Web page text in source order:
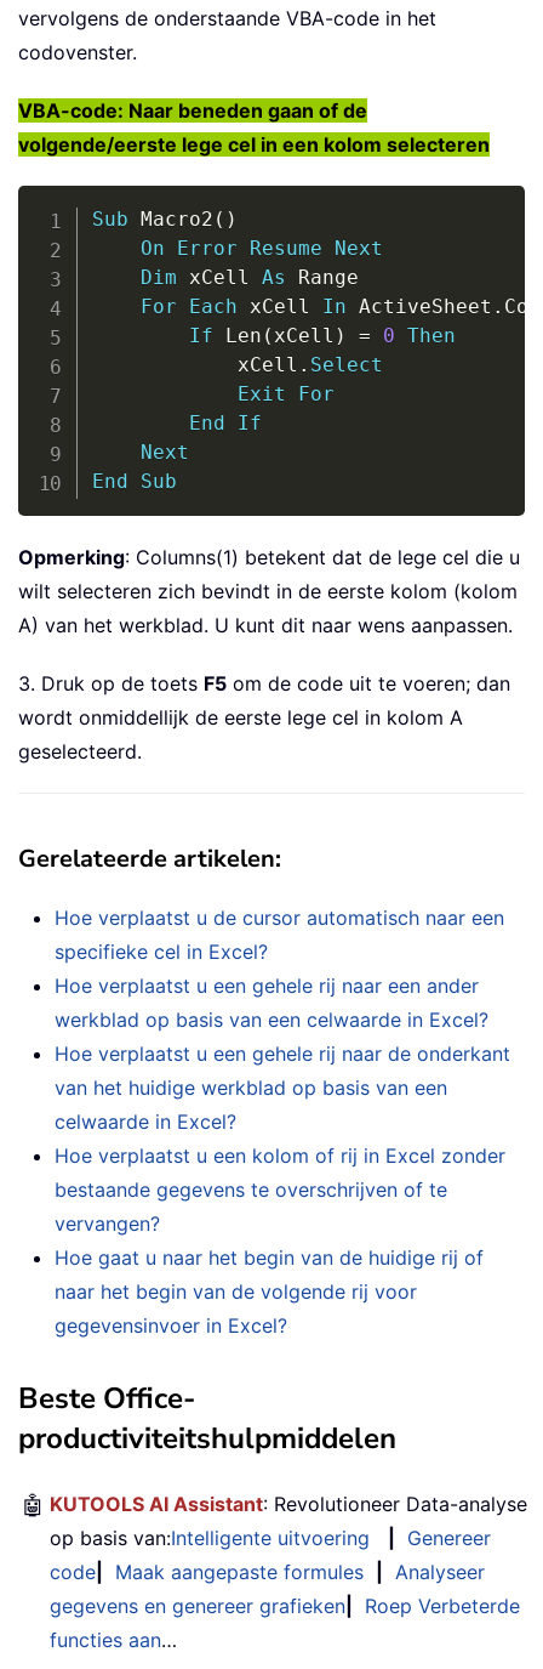
vervolgens de onderstaande VBA-code in het
codovenster.
VBA-code: Naar beneden gaan of de
volgende/eerste lege cel in een kolom selecteren
Sub Macro2 ( )
On
Error Resume
Next
Dim xCell As Range
For
Each xCell In ActiveSheet .
If Len ( xCell ) = 0 Then
            xCell
. Select
Exit
For
End
If
Next
End
Sub
Opmerking: Columns(1) betekent dat de lege cel die u
wilt selecteren zich bevindt in de eerste kolom (kolom
A) van het werkblad. U kunt dit naar wens aanpassen.
3. Druk op de toets F5 om de code uit te voeren; dan
wordt onmiddellijk de eerste lege cel in kolom A
geselecteerd.
Gerelateerde artikelen:
Hoe verplaatst u de cursor automatisch naar een
specifieke cel in Excel?
Hoe verplaatst u een gehele rij naar een ander
werkblad op basis van een celwaarde in Excel?
Hoe verplaatst u een gehele rij naar de onderkant
van het huidige werkblad op basis van een
celwaarde in Excel?
Hoe verplaatst u een kolom of rij in Excel zonder
bestaande gegevens te overschrijven of te
vervangen?
Hoe gaat u naar het begin van de huidige rij of
naar het begin van de volgende rij voor
gegevensinvoer in Excel?
Beste Office-
productiviteitshulpmiddelen
🤖 KUTOOLS AI Assistant: Revolutioneer Data-analyse
op basis van:Intelligente uitvoering
Genereer
code
Maak aangepaste formules
Analyseer
gegevens en genereer grafieken
Roep Verbeterde
functies aan…